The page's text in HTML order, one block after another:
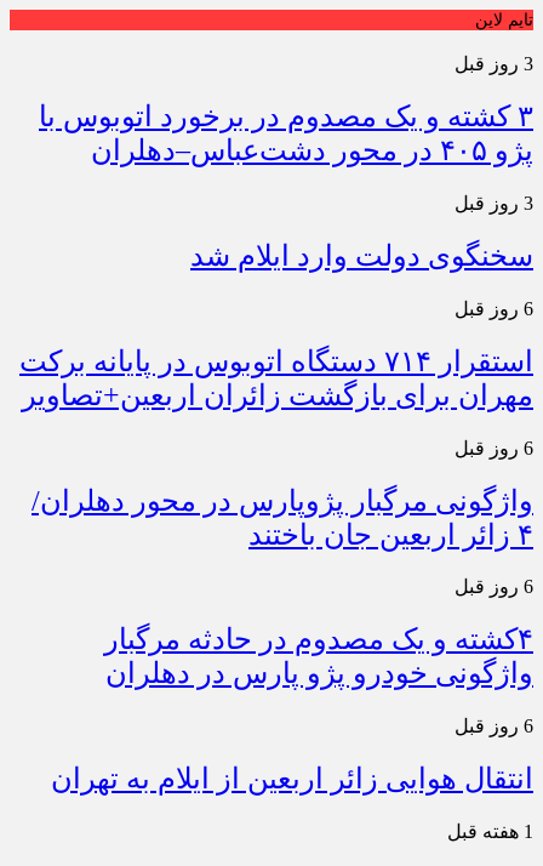
تایم لاین
3 روز قبل
۳ کشته و یک مصدوم در برخورد اتوبوس با
پژو ۴۰۵ در محور دشت‌عباس–دهلران
3 روز قبل
سخنگوی دولت وارد ایلام شد
6 روز قبل
استقرار ۷۱۴ دستگاه اتوبوس در پایانه برکت
مهران برای بازگشت زائران اربعین+تصاویر
6 روز قبل
واژگونی مرگبار پژوپارس در محور دهلران/
۴ زائر اربعین جان باختند
6 روز قبل
۴کشته و یک مصدوم در حادثه مرگبار
واژگونی خودرو پژو پارس در دهلران
6 روز قبل
انتقال هوایی زائر اربعین از ایلام به تهران
1 هفته قبل